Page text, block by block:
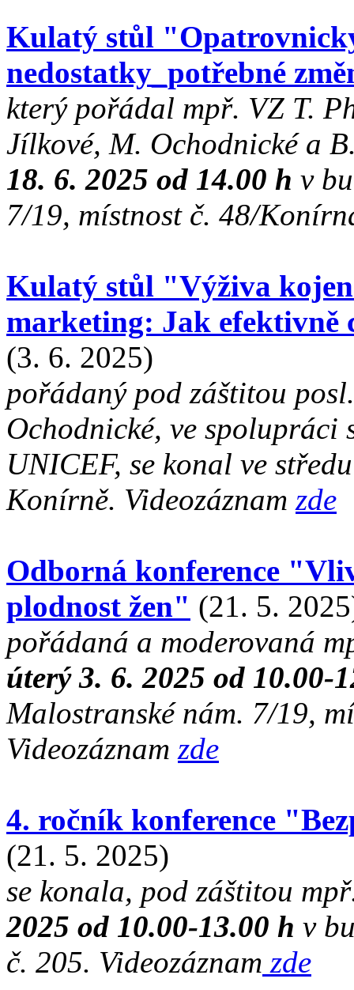
Kulatý stůl
nedostatky_potřebné
který pořádal mpř. VZ T.
Jílkové, M. Ochodnické a
18. 6. 2025 od 14.00 h v
7/19, místnost č. 48/
Kulatý stůl "Výživa
marketing: Jak
(3. 6. 2025)
pořádaný pod záštitou
Ochodnické, ve
UNICEF, se konal ve
Konírně. Videozáznam zde
Odborná konference
plodnost žen" (21. 5.
pořádaná a moderovaná
úterý 3. 6. 2025 od 10.00-
Malostranské nám. 7/19,
Videozáznam zde
4. ročník konference
(21. 5. 2025)
se konala, pod záštitou
2025 od 10.00-13.00 h v
č. 205. Videozáznam zde